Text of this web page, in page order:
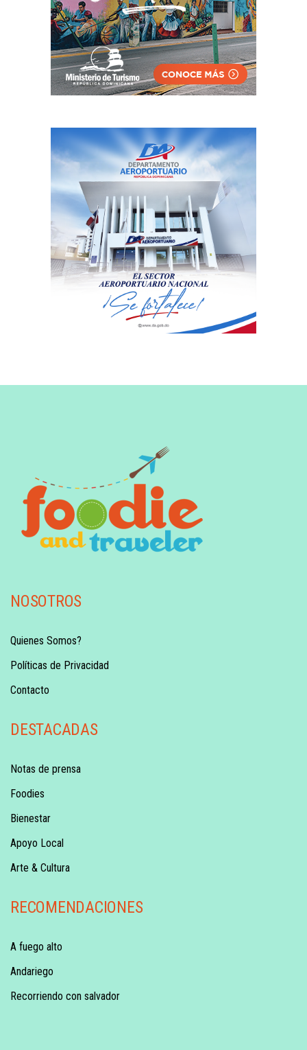
NOSOTROS
Quienes Somos?
Políticas de Privacidad
Contacto
DESTACADAS
Notas de prensa
Foodies
Bienestar
Apoyo Local
Arte & Cultura
RECOMENDACIONES
A fuego alto
Andariego
Recorriendo con salvador